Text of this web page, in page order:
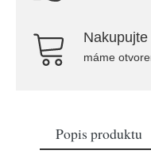
máme
Popis produktu